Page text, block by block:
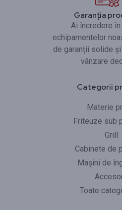
Garanția
Ai încredere
echipamentelor
de garanții solide
vânzare
Categorii
Materie
Friteuze sub
Grill
Cabinete de
Mașini de
Toate